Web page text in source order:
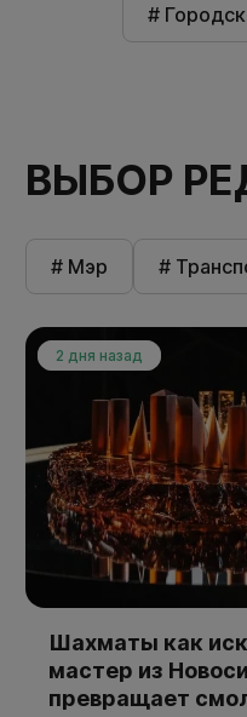
#
ВЫБОР
# Мэр #
2 дня назад
Шахматы как
мастер из
превращает